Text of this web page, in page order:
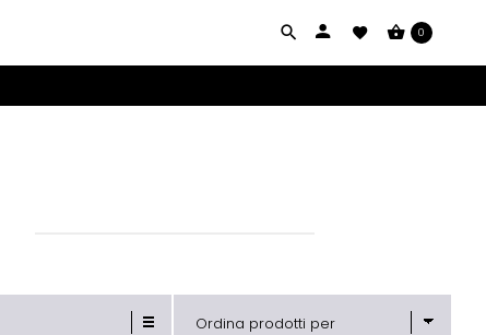
0
Ordina prodotti per